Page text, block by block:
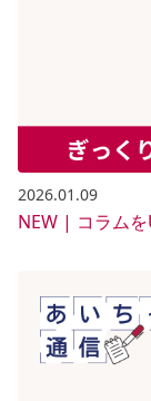
2026.01.09
NEW | コラムを